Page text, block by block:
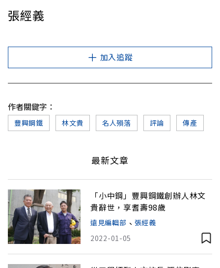
張經義
加入追蹤
作者關鍵字：
豐興鋼鐵 林文貴 名人殞落 評論 傳產
最新文章
「小中鋼」豐興鋼鐵創辦人林文
貴辭世，享耆壽98歲
遠見編輯部 、 張經義
2022-01-05